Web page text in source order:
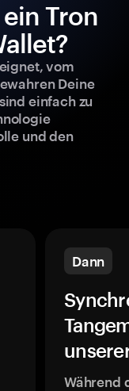
Tron
vom
Deine
einfach zu
und den
Dann
Während